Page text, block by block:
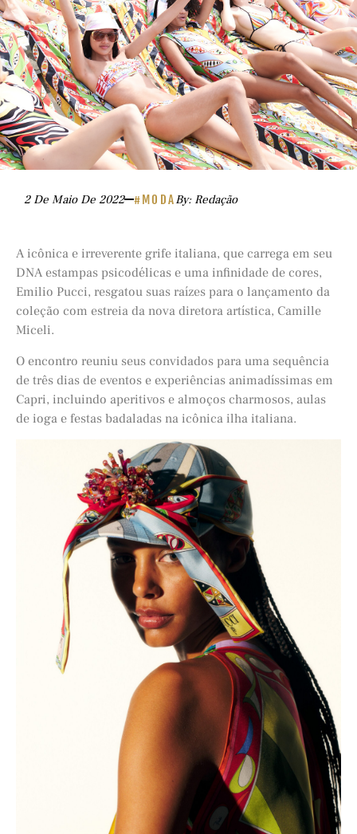
2 De Maio De 2022 #MODABy: Redação
A icônica e irreverente grife italiana, que carrega em seu
DNA estampas psicodélicas e uma infinidade de cores,
Emilio Pucci, resgatou suas raízes para o lançamento da
coleção com estreia da nova diretora artística, Camille
Miceli.
O encontro reuniu seus convidados para uma sequência
de três dias de eventos e experiências animadíssimas em
Capri, incluindo aperitivos e almoços charmosos, aulas
de ioga e festas badaladas na icônica ilha italiana.